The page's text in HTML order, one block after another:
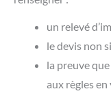
un relevé
le devis non
la preuve
aux règles en